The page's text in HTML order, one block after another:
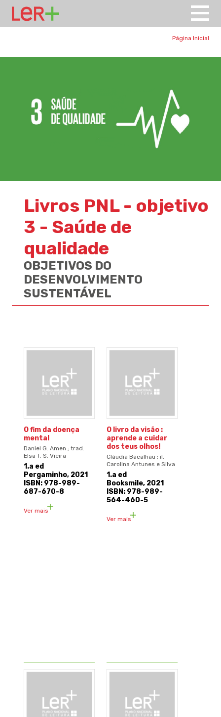
Página Inicial
Livros PNL - objetivo
3 - Saúde de
qualidade
OBJETIVOS DO
DESENVOLVIMENTO
SUSTENTÁVEL
O fim da doença
mental
Daniel G. Amen ; trad.
Elsa T. S. Vieira
1.a ed
Pergaminho, 2021
ISBN: 978-989-
687-670-8
Ver mais
O livro da visão :
aprende a cuidar
dos teus olhos!
Cláudia Bacalhau ; il.
Carolina Antunes e Silva
1.a ed
Booksmile, 2021
ISBN: 978-989-
564-460-5
Ver mais